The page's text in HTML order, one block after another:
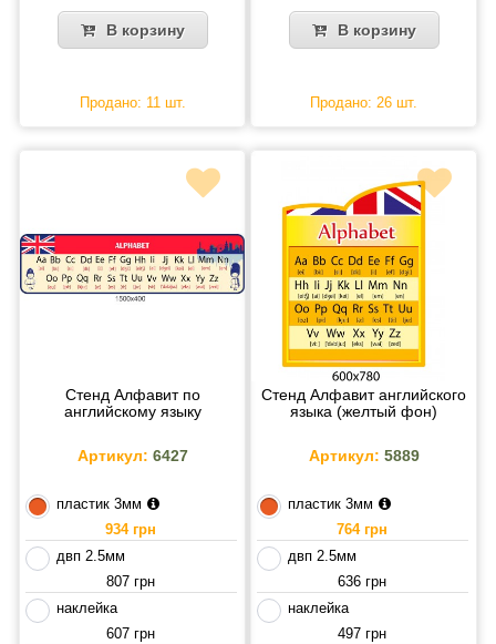
В корзину
Продано: 11 шт.
В корзину
Продано: 26 шт.
Стенд Алфавит по
английскому языку
Артикул: 6427
пластик 3мм
934 грн
двп 2.5мм
807 грн
наклейка
607 грн
Стенд Алфавит английского
языка (желтый фон)
Артикул: 5889
пластик 3мм
764 грн
двп 2.5мм
636 грн
наклейка
497 грн